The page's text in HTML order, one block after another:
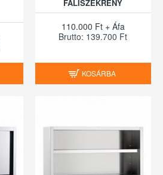
FALISZEKRÉNY
110.000 Ft + Áfa
Brutto: 139.700 Ft
KOSÁRBA